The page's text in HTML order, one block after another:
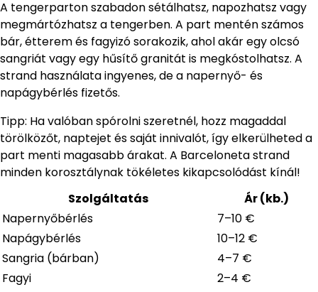
A tengerparton szabadon sétálhatsz, napozhatsz vagy
megmártózhatsz a tengerben. A part mentén számos
bár, étterem és fagyizó sorakozik, ahol akár egy olcsó
sangriát vagy egy hűsítő granitát is megkóstolhatsz. A
strand használata ingyenes, de a napernyő- és
napágybérlés fizetős.
Tipp: Ha valóban spórolni szeretnél, hozz magaddal
törölközőt, naptejet és saját innivalót, így elkerülheted a
part menti magasabb árakat. A Barceloneta strand
minden korosztálynak tökéletes kikapcsolódást kínál!
Szolgáltatás
Ár (kb.)
Napernyőbérlés
7–10 €
Napágybérlés
10–12 €
Sangria (bárban)
4–7 €
Fagyi
2–4 €